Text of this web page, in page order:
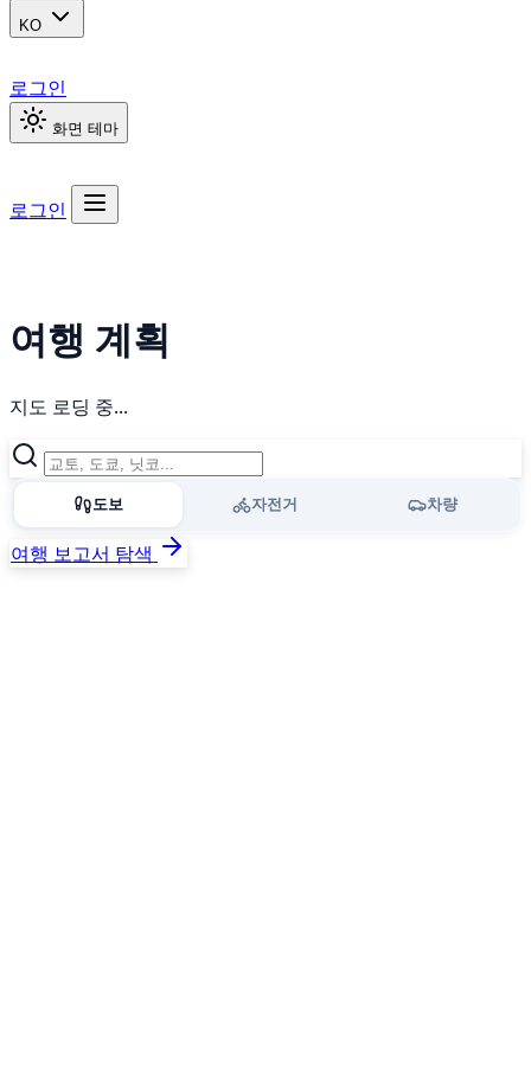
KO
로그인
화면 테마
로그인
여행 계획
지도 로딩 중...
도보 자전거 차량
여행 보고서 탐색